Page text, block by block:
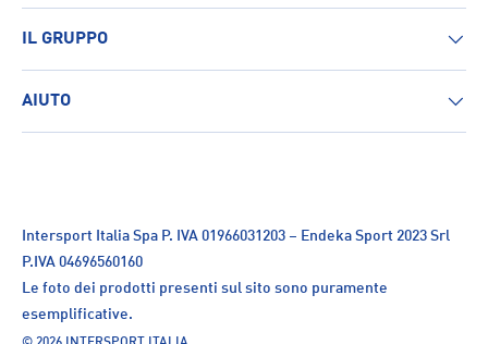
IL GRUPPO
AIUTO
Intersport Italia Spa P. IVA 01966031203 – Endeka Sport 2023 Srl
P.IVA 04696560160
Le foto dei prodotti presenti sul sito sono puramente
esemplificative.